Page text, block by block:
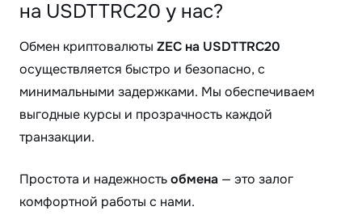
на USDTTRC20 у нас?
Обмен криптовалюты ZEC на USDTTRC20
осуществляется быстро и безопасно, с
минимальными задержками. Мы обеспечиваем
выгодные курсы и прозрачность каждой
транзакции.
Простота и надежностьобмена — это залог
комфортной работы с нами.